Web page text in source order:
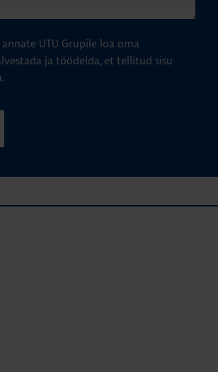
annate UTU Grupile loa oma
ja töödelda, et tellitud sisu